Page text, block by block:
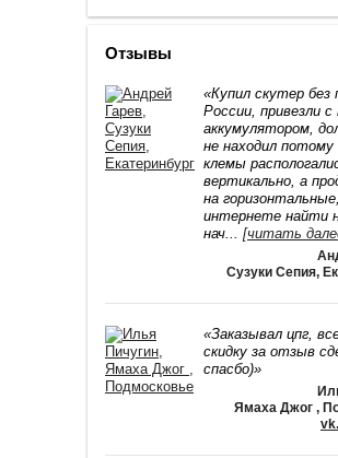
Отзывы
«Купил скутер без
России, привезли
аккумулятором,
не находил
клемы
вертикально, а
на
интернете найти
нач... [читать
Сузуки Сепия,
«Заказывал цпг,
скидку за отзыв
спасбо)»
Ямаха Джог ,